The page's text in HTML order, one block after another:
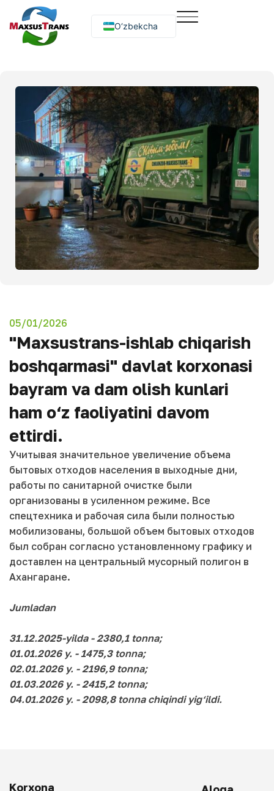
O‘zbekcha
Русский
05/01/2026
"Maxsustrans-ishlab chiqarish
boshqarmasi" davlat korxonasi
bayram va dam olish kunlari
ham o‘z faoliyatini davom
ettirdi.
Учитывая значительное увеличение объема
бытовых отходов населения в выходные дни,
работы по санитарной очистке были
организованы в усиленном режиме. Все
спецтехника и рабочая сила были полностью
мобилизованы, большой объем бытовых отходов
был собран согласно установленному графику и
доставлен на центральный мусорный полигон в
Ахангаране.
Jumladan
31.12.2025-yilda - 2380,1 tonna;
01.01.2026 y. - 1475,3 tonna;
02.01.2026 y. - 2196,9 tonna;
01.03.2026 y. - 2415,2 tonna;
04.01.2026 y. - 2098,8 tonna chiqindi yig‘ildi.
Korxona